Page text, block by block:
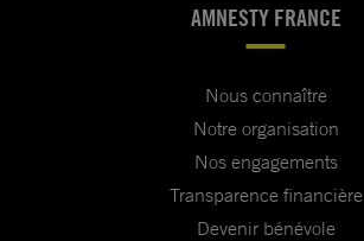
AMNESTY FRANCE
Nous connaître
Notre organisation
Nos engagements
Transparence financière
Devenir bénévole